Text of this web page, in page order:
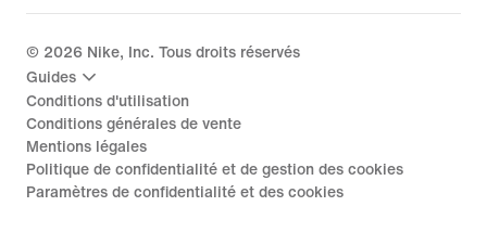
© 2026 Nike, Inc. Tous droits réservés
Guides
Conditions d'utilisation
Conditions générales de vente
Mentions légales
Politique de confidentialité et de gestion des cookies
Paramètres de confidentialité et des cookies